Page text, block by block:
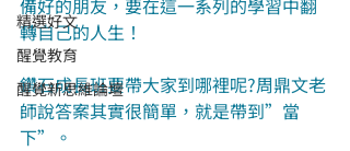
精選好文
醒覺教育
醒覺新思維論壇
備好的朋友，要在這一系列的學習中翻
轉自己的人生！
鑽石成長班要帶大家到哪裡呢?周鼎文老
師說答案其實很簡單，就是帶到”當
下”。